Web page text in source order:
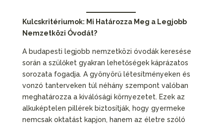
Kulcskritériumok: Mi Határozza Meg a Legjobb
Nemzetközi Óvodát?
A budapesti legjobb nemzetközi óvodák keresése
során a szülőket gyakran lehetőségek káprázatos
sorozata fogadja. A gyönyörű létesítményeken és
vonzó tanterveken túl néhány szempont valóban
meghatározza a kiválósági környezetet. Ezek az
alkuképtelen pillérek biztosítják, hogy gyermeke
nemcsak oktatást kapjon, hanem az életre szóló